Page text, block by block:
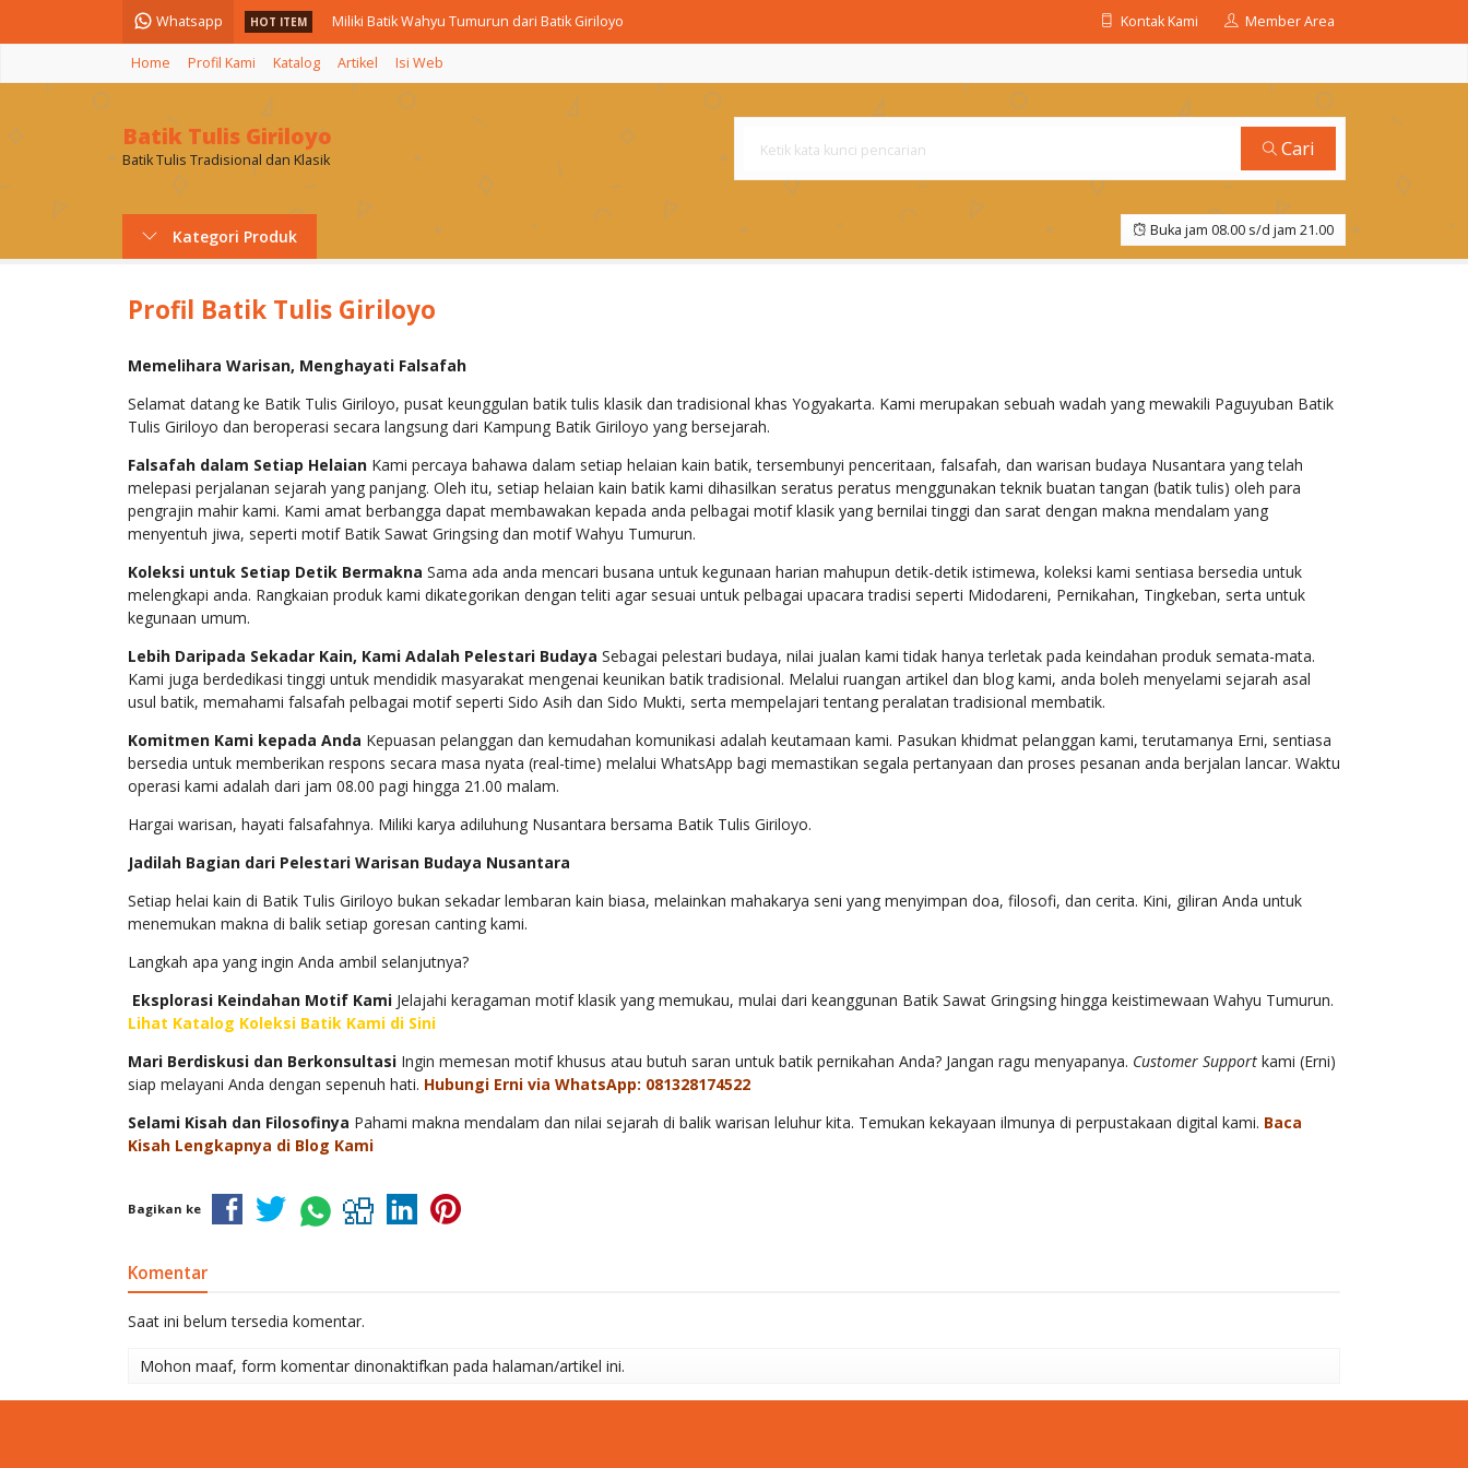
Whatsapp HOT ITEM Miliki Batik Wahyu Tumurun dari Batik Giriloyo
Motif Batik Wahyu Tumurun Sogan Latar Kembang Paca
JUAL MOTIF BATIK SAWAT GRINGSING
MOTIF BATIK WAHYU TUMURUN BLEDAK
Kontak Kami Member Area
Home Profil Kami Katalog Artikel Isi Web
Batik Tulis Giriloyo
Batik Tulis Tradisional dan Klasik Cari
Kategori Produk Buka jam 08.00 s/d jam 21.00
Profil Batik Tulis Giriloyo
Memelihara Warisan, Menghayati Falsafah
Selamat datang ke Batik Tulis Giriloyo, pusat keunggulan batik tulis klasik dan tradisional khas Yogyakarta. Kami merupakan sebuah wadah yang mewakili Paguyuban Batik
Tulis Giriloyo dan beroperasi secara langsung dari Kampung Batik Giriloyo yang bersejarah.
Falsafah dalam Setiap Helaian Kami percaya bahawa dalam setiap helaian kain batik, tersembunyi penceritaan, falsafah, dan warisan budaya Nusantara yang telah
melepasi perjalanan sejarah yang panjang. Oleh itu, setiap helaian kain batik kami dihasilkan seratus peratus menggunakan teknik buatan tangan (batik tulis) oleh para
pengrajin mahir kami. Kami amat berbangga dapat membawakan kepada anda pelbagai motif klasik yang bernilai tinggi dan sarat dengan makna mendalam yang
menyentuh jiwa, seperti motif Batik Sawat Gringsing dan motif Wahyu Tumurun.
Koleksi untuk Setiap Detik Bermakna Sama ada anda mencari busana untuk kegunaan harian mahupun detik-detik istimewa, koleksi kami sentiasa bersedia untuk
melengkapi anda. Rangkaian produk kami dikategorikan dengan teliti agar sesuai untuk pelbagai upacara tradisi seperti Midodareni, Pernikahan, Tingkeban, serta untuk
kegunaan umum.
Lebih Daripada Sekadar Kain, Kami Adalah Pelestari Budaya Sebagai pelestari budaya, nilai jualan kami tidak hanya terletak pada keindahan produk semata-mata.
Kami juga berdedikasi tinggi untuk mendidik masyarakat mengenai keunikan batik tradisional. Melalui ruangan artikel dan blog kami, anda boleh menyelami sejarah asal
usul batik, memahami falsafah pelbagai motif seperti Sido Asih dan Sido Mukti, serta mempelajari tentang peralatan tradisional membatik.
Komitmen Kami kepada Anda Kepuasan pelanggan dan kemudahan komunikasi adalah keutamaan kami. Pasukan khidmat pelanggan kami, terutamanya Erni, sentiasa
bersedia untuk memberikan respons secara masa nyata (real-time) melalui WhatsApp bagi memastikan segala pertanyaan dan proses pesanan anda berjalan lancar. Waktu
operasi kami adalah dari jam 08.00 pagi hingga 21.00 malam.
Hargai warisan, hayati falsafahnya. Miliki karya adiluhung Nusantara bersama Batik Tulis Giriloyo.
Jadilah Bagian dari Pelestari Warisan Budaya Nusantara
Setiap helai kain di Batik Tulis Giriloyo bukan sekadar lembaran kain biasa, melainkan mahakarya seni yang menyimpan doa, filosofi, dan cerita. Kini, giliran Anda untuk
menemukan makna di balik setiap goresan canting kami.
Langkah apa yang ingin Anda ambil selanjutnya?
Eksplorasi Keindahan Motif Kami Jelajahi keragaman motif klasik yang memukau, mulai dari keanggunan Batik Sawat Gringsing hingga keistimewaan Wahyu Tumurun.
Lihat Katalog Koleksi Batik Kami di Sini
Mari Berdiskusi dan Berkonsultasi Ingin memesan motif khusus atau butuh saran untuk batik pernikahan Anda? Jangan ragu menyapanya. Customer Support kami (Erni)
siap melayani Anda dengan sepenuh hati. Hubungi Erni via WhatsApp: 081328174522
Selami Kisah dan Filosofinya Pahami makna mendalam dan nilai sejarah di balik warisan leluhur kita. Temukan kekayaan ilmunya di perpustakaan digital kami. Baca
Kisah Lengkapnya di Blog Kami
Bagikan ke
Komentar
Saat ini belum tersedia komentar.
Mohon maaf, form komentar dinonaktifkan pada halaman/artikel ini.